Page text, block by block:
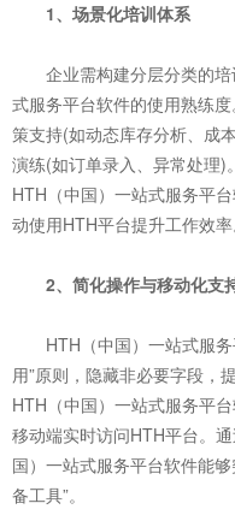
1、场景化培训体系
企业需构建分层分类的培
式服务平台软件的使用熟练
策支持(如动态库存分析、成
演练(如订单录入、异常处理)
HTH（中国）一站式服务平
动使用HTH平台提升工作效率
2、简化操作与移动化支
HTH（中国）一站式服务
用”原则，隐藏非必要字段，
HTH（中国）一站式服务平
移动端实时访问HTH平台。
国）一站式服务平台软件能
备工具”。